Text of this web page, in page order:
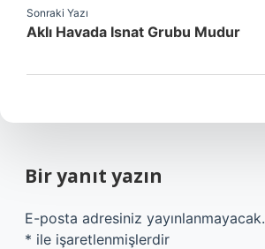
Sonraki Yazı
Aklı Havada Isnat Grubu Mudur
Bir yanıt yazın
E-posta adresiniz yayınlanmayacak.
* ile işaretlenmişlerdir